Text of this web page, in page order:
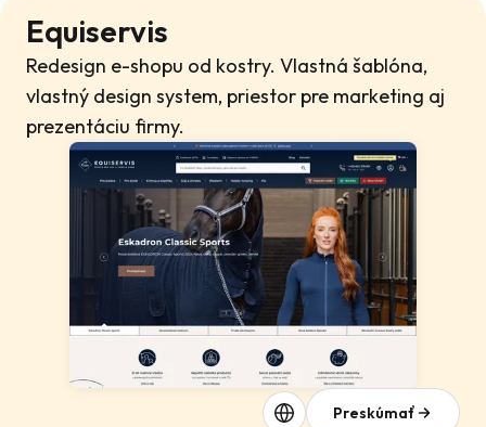
Equiservis
Redesign e-shopu od kostry. Vlastná šablóna,
vlastný design system, priestor pre marketing aj
prezentáciu firmy.
Preskúmať